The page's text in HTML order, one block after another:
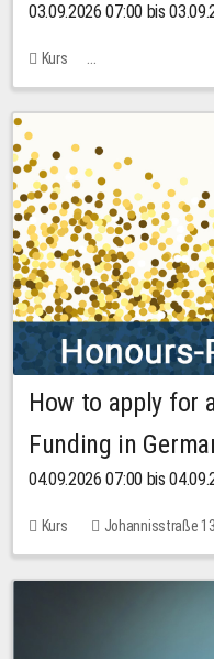
03.09.2026 07:00 bis
Kurs
Bachstraße 18k - SR 102
How to apply for
Funding in
04.09.2026 07:00 bis
Kurs
Johannisstraße
Keine freien Plätze